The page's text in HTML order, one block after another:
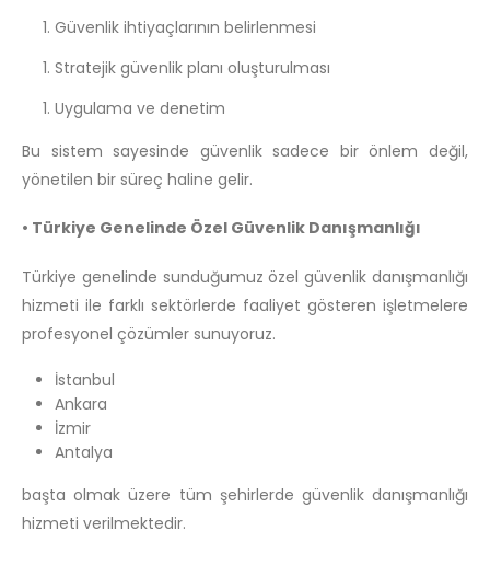
Güvenlik ihtiyaçlarının belirlenmesi
Stratejik güvenlik planı oluşturulması
Uygulama ve denetim
Bu sistem sayesinde güvenlik sadece bir önlem değil,
yönetilen bir süreç haline gelir.
• Türkiye Genelinde Özel Güvenlik Danışmanlığı
Türkiye genelinde sunduğumuz özel güvenlik danışmanlığı
hizmeti ile farklı sektörlerde faaliyet gösteren işletmelere
profesyonel çözümler sunuyoruz.
İstanbul
Ankara
İzmir
Antalya
başta olmak üzere tüm şehirlerde güvenlik danışmanlığı
hizmeti verilmektedir.